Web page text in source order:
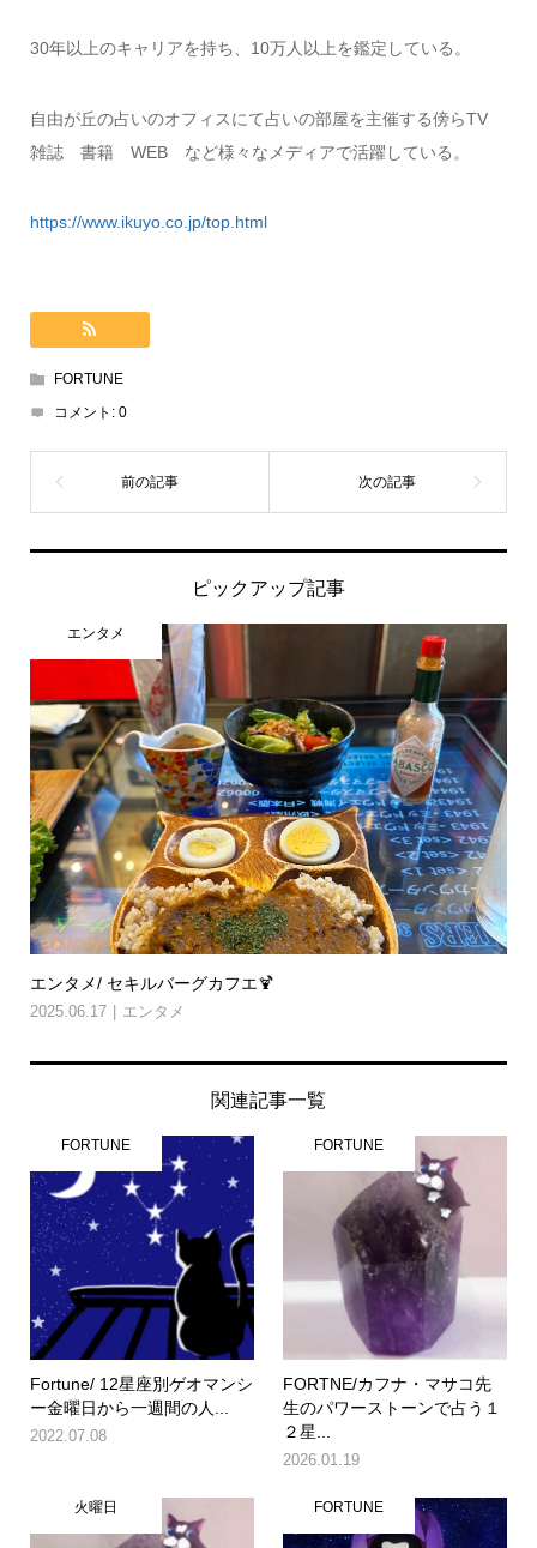
30年以上のキャリアを持ち、10万人以上を鑑定している。
自由が丘の占いのオフィスにて占いの部屋を主催する傍らTV
雑誌 書籍 WEB など様々なメディアで活躍している。
https://www.ikuyo.co.jp/top.html
FORTUNE
コメント: 0
ピックアップ記事
エンタメ
エンタメ/ セキルバーグカフエ🍹
2025.06.17 エンタメ
関連記事一覧
FORTUNE
Fortune/ 12星座別ゲオマンシ
ー金曜日から一週間の人...
2022.07.08
FORTUNE
FORTNE/カフナ・マサコ先
生のパワーストーンで占う１
２星...
2026.01.19
火曜日 FORTUNE